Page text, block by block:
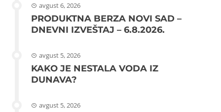
avgust 6, 2026
PRODUKTNA BERZA NOVI SAD –
DNEVNI IZVEŠTAJ – 6.8.2026.
avgust 5, 2026
KAKO JE NESTALA VODA IZ
DUNAVA?
avgust 5, 2026